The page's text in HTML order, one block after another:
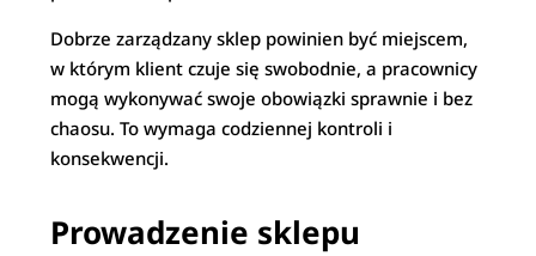
Dobrze zarządzany sklep powinien być miejscem,
w którym klient czuje się swobodnie, a pracownicy
mogą wykonywać swoje obowiązki sprawnie i bez
chaosu. To wymaga codziennej kontroli i
konsekwencji.
Prowadzenie sklepu